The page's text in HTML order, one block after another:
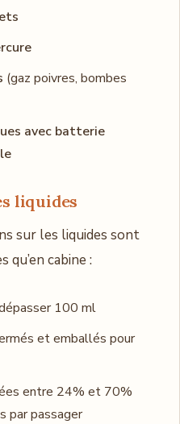
(gaz poivres, bombes
avec batterie
liquides
sur les liquides sont
qu’en cabine :
100 ml
et emballés pour
entre 24% et 70%
par passager